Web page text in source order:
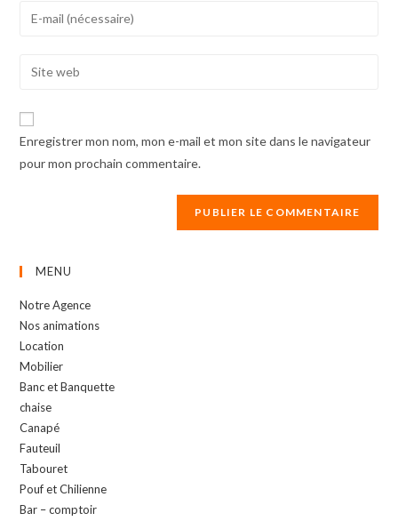
to
Enter
address
comment
Enter
website
URL
Enregistrer mon nom, mon e-mail et mon site dans le navigateur
pour mon prochain commentaire.
MENU
Notre Agence
Nos animations
Location
Mobilier
Banc et Banquette
chaise
Canapé
Fauteuil
Tabouret
Pouf et Chilienne
Bar – comptoir